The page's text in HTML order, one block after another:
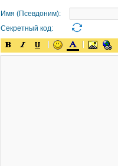
Имя (Псевдоним):
Секретный код: